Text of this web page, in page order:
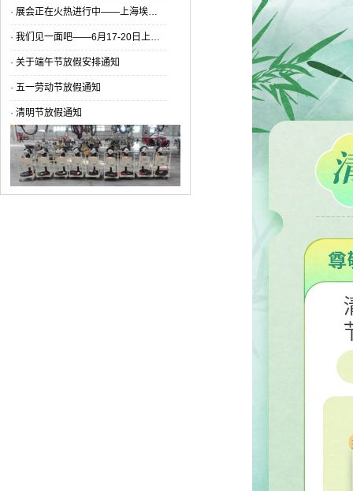
· 展会正在火热进行中——上海埃…
· 我们见一面吧——6月17-20日上…
· 关于端午节放假安排通知
· 五一劳动节放假通知
· 清明节放假通知